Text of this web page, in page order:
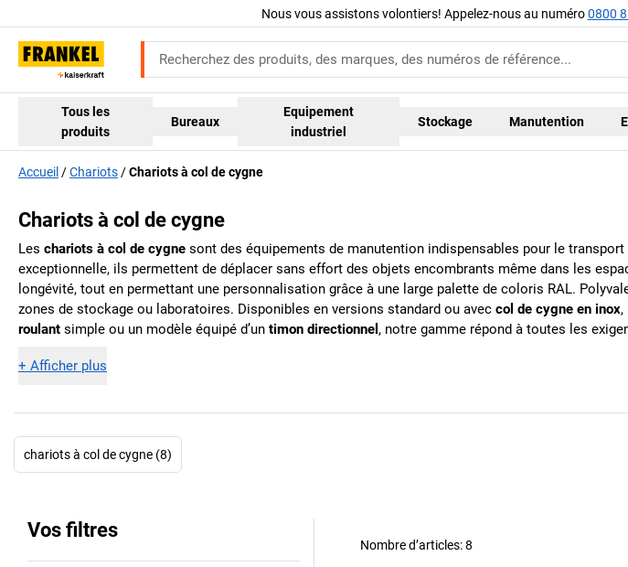
Nous vous assistons volontiers! Appelez-nous au numéro0800
Tous les
produits
Bureaux
Equipement
industriel
Stockage Manutention
Accueil Chariots Chariots à col de cygne
Chariots à col de cygne
Les chariots à col de cygne sont des équipements de manutention indispensables pour le
exceptionnelle, ils permettent de déplacer sans effort des objets encombrants même dans les
longévité, tout en permettant une personnalisation grâce à une large palette de coloris RAL.
zones de stockage ou laboratoires. Disponibles en versions standard ou avec col de cygne en inox,
roulant simple ou un modèle équipé d’un timon directionnel , notre gamme répond à toutes les
+ Afficher plus
chariots à col de cygne (8)
Vos filtres
Nombre d’articles:8